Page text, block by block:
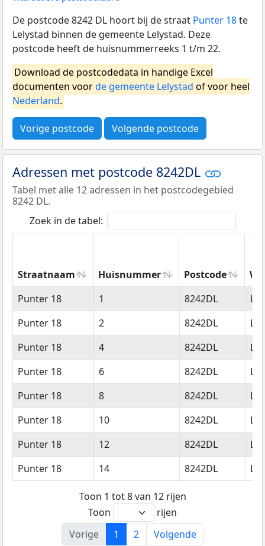
De postcode 8242 DL hoort bij de straat Punter 18te
Lelystad binnen de gemeente Lelystad. Deze
postcode heeft de huisnummerreeks 1 t/m 22.
Download de postcodedata in handige Excel
documenten voorde gemeente Lelystad of voor heel
Nederland.
Vorige postcode Volgende postcode
Adressen met postcode 8242DL
Tabel met alle 12 adressen in het postcodegebied
8242 DL.
Zoek in de tabel:
Straatnaam Huisnummer Postcode
Straatnaam
Huisnummer Postcode
Punter 18 1 8242DL
Punter 18
2 8242DL
Punter 18
4 8242DL
Punter 18
6 8242DL
Punter 18
8 8242DL
Punter 18
10 8242DL
Punter 18
12 8242DL
Punter 18
14 8242DL
Toon 1 tot 8 van 12 rijen
Toon
rijen
Vorige
1 2 Volgende